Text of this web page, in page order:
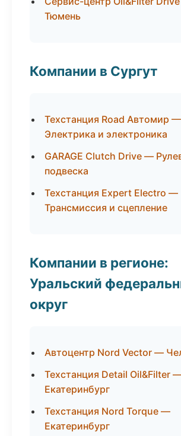
Тюмень
Компании в Сургут
Техстанция Road Автомир —
Электрика и электроника
GARAGE Clutch Drive —
подвеска
Техстанция Expert Electro —
Трансмиссия и сцепление
Компании в регионе:
Уральский
округ
Автоцентр Nord Vector —
Техстанция Detail Oil&Filter
Екатеринбург
Техстанция Nord Torque —
Екатеринбург